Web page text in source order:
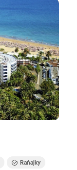
Raňajky